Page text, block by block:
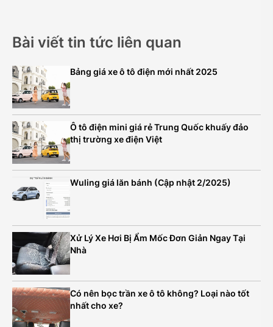
Bài viết tin tức liên quan
Bảng giá xe ô tô điện mới nhất 2025
Ô tô điện mini giá rẻ Trung Quốc khuấy đảo
thị trường xe điện Việt
Wuling giá lăn bánh (Cập nhật 2/2025)
Xử Lý Xe Hơi Bị Ẩm Mốc Đơn Giản Ngay Tại
Nhà
Có nên bọc trần xe ô tô không? Loại nào tốt
nhất cho xe?